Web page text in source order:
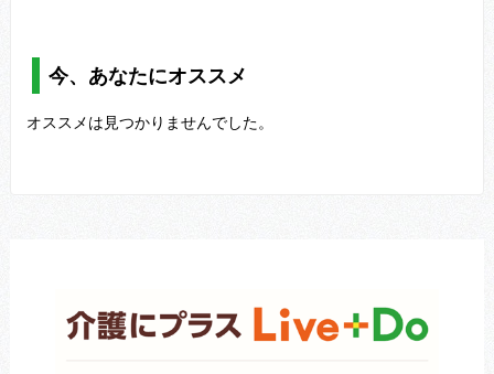
今、あなたにオススメ
オススメは見つかりませんでした。